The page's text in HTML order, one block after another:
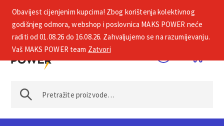
+385 1 2002 575
Obavijest cijenjenim kupcima! Zbog korištenja kolektivnog
godišnjeg odmora, webshop i poslovnica MAKS POWER neće
raditi od 01.08.26 do 16.08.26. Zahvaljujemo se na razumijevanju.
Vaš MAKS POWER team Zatvori